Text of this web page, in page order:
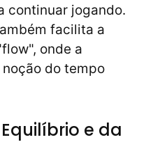
continuar jogando.
facilita a
onde a
do tempo
e da